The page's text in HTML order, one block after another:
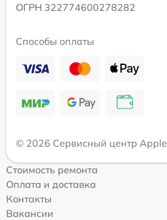
ОГРН 322774600278282
Способы оплаты
© 2026 Сервисный центр Apple
Стоимость ремонта
Оплата и доставка
Контакты
Вакансии